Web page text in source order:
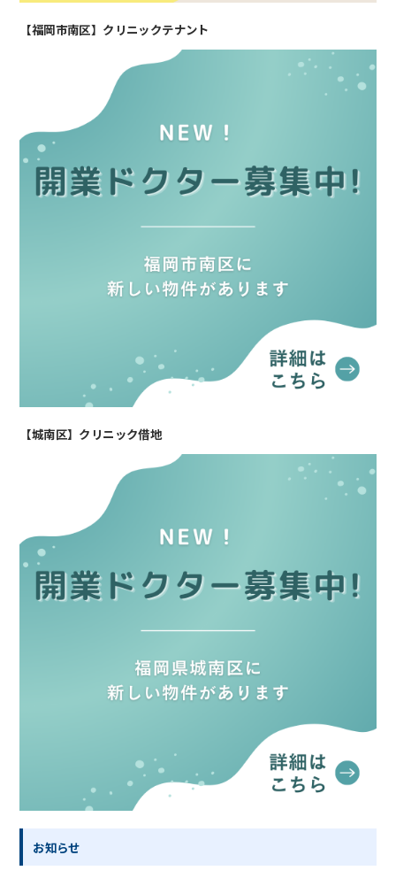
【福岡市南区】クリニックテナント
【城南区】クリニック借地
お知らせ